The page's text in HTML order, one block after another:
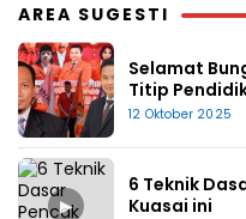
AREA SUGESTI
Selamat
Titip
12 Oktober 2025
▶
6 Teknik
Kuasai ini